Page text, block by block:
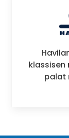
palat